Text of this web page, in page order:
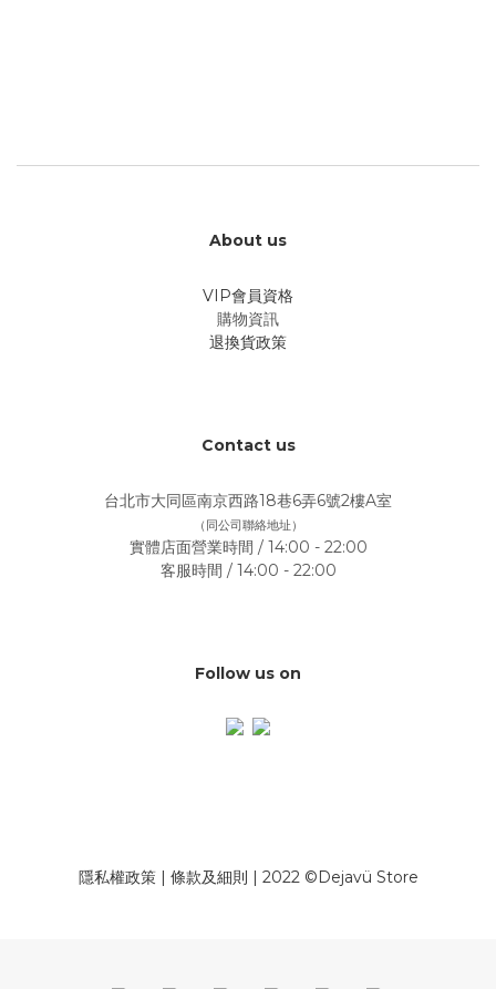
About us
VIP會員資格
購物資訊
退換貨政策
Contact us
台北市大同區南京西路18巷6弄6號2樓A室
（同公司聯絡地址）
實體店面營業時間 / 14:00 - 22:00
客服時間 / 14:00 - 22:00
Follow us on
隱私權政策| 條款及細則 | 2022 ©Dejavü Store